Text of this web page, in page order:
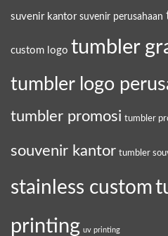
suvenir kantor suvenir perusahaan
custom logo tumbler
tumbler logo
tumbler promosi tumbler
souvenir kantor tumbler
stainless custom
printing uv printing